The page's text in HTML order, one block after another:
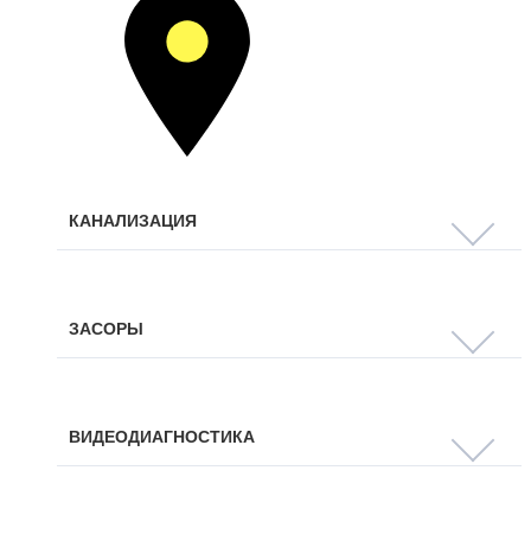
КАНАЛИЗАЦИЯ
ЗАСОРЫ
ВИДЕОДИАГНОСТИКА